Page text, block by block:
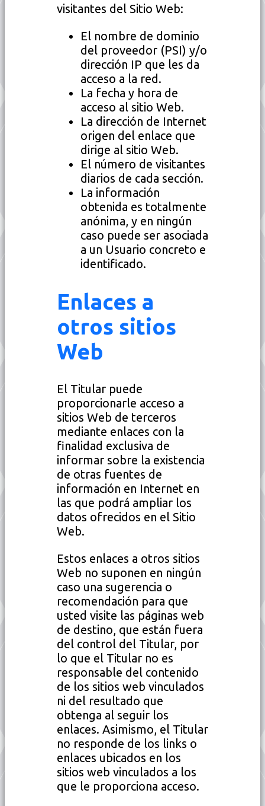
visitantes del Sitio Web:
El nombre de dominio
del proveedor (PSI) y/o
dirección IP que les da
acceso a la red.
La fecha y hora de
acceso al sitio Web.
La dirección de Internet
origen del enlace que
dirige al sitio Web.
El número de visitantes
diarios de cada sección.
La información
obtenida es totalmente
anónima, y en ningún
caso puede ser asociada
a un Usuario concreto e
identificado.
Enlaces a
otros sitios
Web
El Titular puede
proporcionarle acceso a
sitios Web de terceros
mediante enlaces con la
finalidad exclusiva de
informar sobre la existencia
de otras fuentes de
información en Internet en
las que podrá ampliar los
datos ofrecidos en el Sitio
Web.
Estos enlaces a otros sitios
Web no suponen en ningún
caso una sugerencia o
recomendación para que
usted visite las páginas web
de destino, que están fuera
del control del Titular, por
lo que el Titular no es
responsable del contenido
de los sitios web vinculados
ni del resultado que
obtenga al seguir los
enlaces. Asimismo, el Titular
no responde de los links o
enlaces ubicados en los
sitios web vinculados a los
que le proporciona acceso.